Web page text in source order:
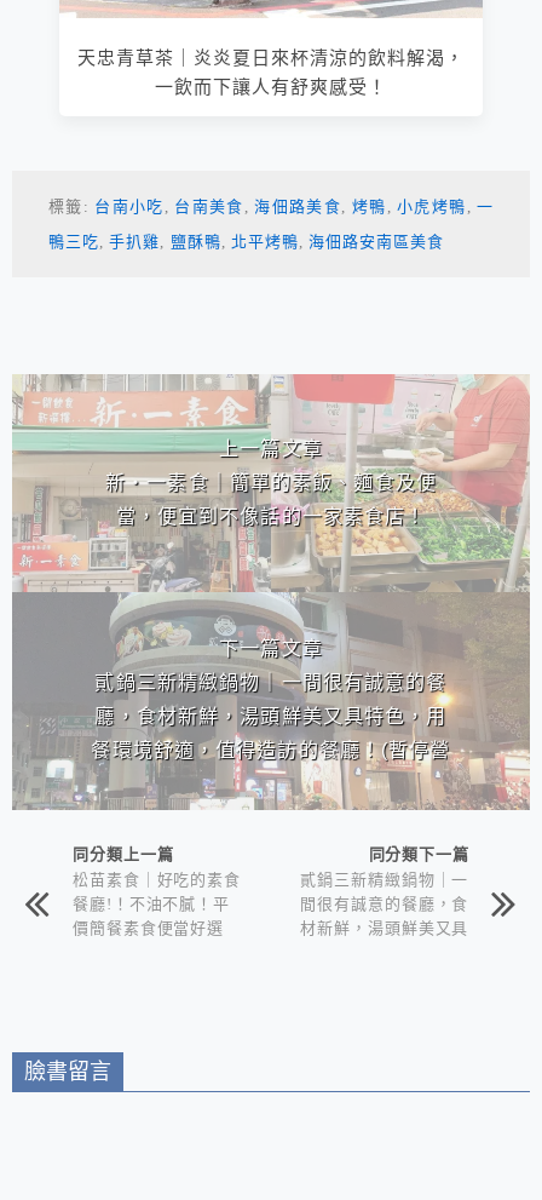
天忠青草茶｜炎炎夏日來杯清涼的飲料解渴，
一飲而下讓人有舒爽感受！
標籤: 台南小吃 , 台南美食 ,海佃路美食, 烤鴨 , 小虎烤鴨 , 一
鴨三吃,手扒雞, 鹽酥鴨, 北平烤鴨,海佃路安南區美食
相連文章
上一篇文章
新‧一素食｜簡單的素飯、麵食及便
當，便宜到不像話的一家素食店！
下一篇文章
貳鍋三新精緻鍋物｜一間很有誠意的餐
廳，食材新鮮，湯頭鮮美又具特色，用
餐環境舒適，值得造訪的餐廳！(暫停營
業)
同分類上一篇
松苗素食｜好吃的素食
餐廳!！不油不膩！平
價簡餐素食便當好選
同分類下一篇
貳鍋三新精緻鍋物｜一
間很有誠意的餐廳，食
材新鮮，湯頭鮮美又具
臉書留言